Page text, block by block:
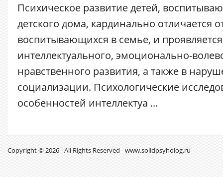
Психическое развитие детей,
детского дома, кардинально отличается
воспитывающихся в семье, и
интеллектуального, эмоционально-
нравственного развития, а также в
социализации. Психологические
особенностей интеллектуа ...
Copyright © 2026 - All Rights Reserved - www.solidpsyholog.ru